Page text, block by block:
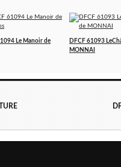
Le Manoir de
DFCF 61093
MONNAI